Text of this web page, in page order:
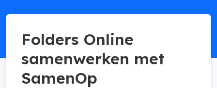
Folders Online
samenwerken met
SamenOp